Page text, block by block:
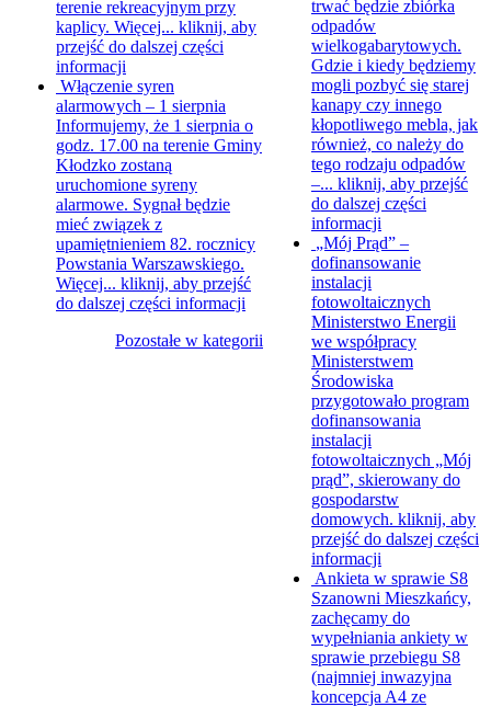
terenie rekreacyjnym przy
kaplicy. Więcej... kliknij, aby
przejść do dalszej części
informacji
Włączenie syren
alarmowych – 1 sierpnia
Informujemy, że 1 sierpnia o
godz. 17.00 na terenie Gminy
Kłodzko zostaną
uruchomione syreny
alarmowe. Sygnał będzie
mieć związek z
upamiętnieniem 82. rocznicy
Powstania Warszawskiego.
Więcej... kliknij, aby przejść
do dalszej części informacji
Pozostałe w kategorii
trwać będzie zbiórka
odpadów
wielkogabarytowych.
Gdzie i kiedy będziemy
mogli pozbyć się starej
kanapy czy innego
kłopotliwego mebla, jak
również, co należy do
tego rodzaju odpadów
–... kliknij, aby przejść
do dalszej części
informacji
„Mój Prąd” –
dofinansowanie
instalacji
fotowoltaicznych
Ministerstwo Energii
we współpracy
Ministerstwem
Środowiska
przygotowało program
dofinansowania
instalacji
fotowoltaicznych „Mój
prąd”, skierowany do
gospodarstw
domowych. kliknij, aby
przejść do dalszej części
informacji
Ankieta w sprawie S8
Szanowni Mieszkańcy,
zachęcamy do
wypełniania ankiety w
sprawie przebiegu S8
(najmniej inwazyjna
koncepcja A4 ze